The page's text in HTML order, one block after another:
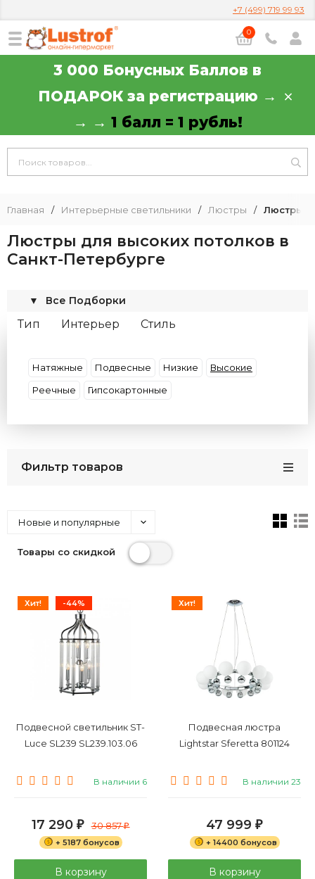
+7 (499) 719 99 93
0
3 000 Бонусных Баллов в
ПОДАРОК за регистрацию →
→ → 1 балл = 1 рубль!
Главная / Интерьерные светильники / Люстры / Люстры
Люстры для высоких потолков в
Санкт-Петербурге
Все Подборки
▼
Тип Интерьер
Стиль
Форма
Декор Цвет плафона
Умные
Цвет арматуры
Потолки
Натяжные Подвесные Низкие
Высокие
Реечные
Гипсокартонные
Фильтр товаров
Новые и популярные
Товары со скидкой
Хит! -44%
Подвесной светильник ST-
Luce SL239 SL239.103.06
В наличии 6
17 290 ₽ 30 857₽
+ 5187 бонусов
В корзину
Хит!
Подвесная люстра
Lightstar Sferetta 801124
В наличии 23
47 999 ₽
+ 14400 бонусов
В корзину